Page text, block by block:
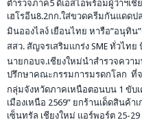
ตำรวจภาค5 ดีเอสไอพร้อมผู้ว่าฯเชี
เฮโรอีน8.2กก.ใส่ขวดครีมกันแดดป
มินอองไลง์ เยือนไทย หารือ”อนุทิ
สสว. สัญจรเสริมแกร่ง SME ทั่วไท
นายกอบจ.เชียงใหม่นำสำรวจควา
ปรึกษาคณะกรรมการมรดกโลก ที่
กลุ่มจังหวัดภาคเหนือตอนบน 1 ขับเ
เมืองเหนือ 2569” ยกร้านเด็ดสินค้
เซ็นทรัล เชียงใหม่ แอร์พอร์ต 25-